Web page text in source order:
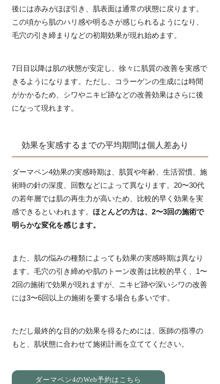
後には赤みがほぼ引き、肌表面は通常の状態に戻ります。
この頃から肌のハリ感や明るさが感じられるようになり、
毛穴の引き締まりなどの初期効果が現れ始めます。
7日目以降は肌の状態が安定し、徐々に肌質の改善を実感で
きるようになります。ただし、コラーゲンの生成には時間
がかかるため、シワやニキビ跡などの改善効果はさらに後
になって現れます。
効果を実感するまでの平均期間は個人差あり
ダーマペン4効果の実感時期は、肌質や年齢、生活習慣、施
術時の針の深度、回数などによって異なります。20〜30代
の若年層では肌の再生力が高いため、比較的早く効果を実
感できるといわれます。 ほとんどの方は、2〜3回の施術で
明らかな変化を感じます。
また、肌の悩みの種類によっても効果の実感時期は異なり
ます。毛穴の引き締めや肌のトーン改善は比較的早く、1〜
2回の施術で効果が現れますが、ニキビ跡や深いシワの改善
には3〜6回以上の施術を要する場合も多いです。
ただし最終的な目的の効果を得るためには、医師の指導の
もと、肌状態に合わせて施術計画を立ててください。
ダーマペン4のWeb予約はこちら